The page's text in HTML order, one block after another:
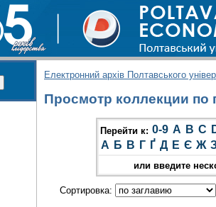
Електронний архів Полтавського
Просмотр коллекции по
Перейти к: 0-9 A B C
А Б В Г Ґ Д Е Є Ж
или введите
Сортировка: